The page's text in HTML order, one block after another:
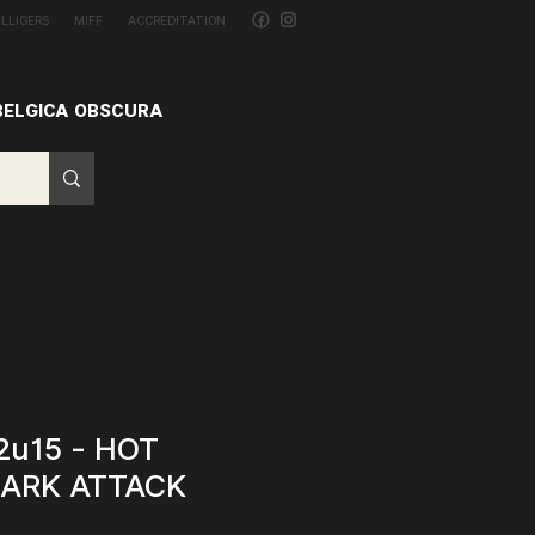
MIFF ACCREDITATION
OBSCURA
- HOT
ATTACK